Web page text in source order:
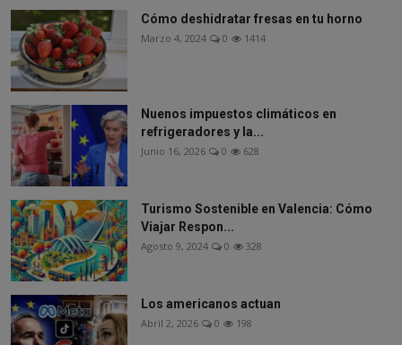
Cómo deshidratar fresas en tu horno
Marzo 4, 2024 0 1414
Nuenos impuestos climáticos en
refrigeradores y la...
Junio 16, 2026 0 628
Turismo Sostenible en Valencia: Cómo
Viajar Respon...
Agosto 9, 2024 0 328
Los americanos actuan
Abril 2, 2026 0 198